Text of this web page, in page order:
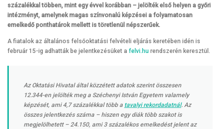
százalékkal többen, mint egy évvel korábban – jelölték első helyen a győri
intézményt, amelynek magas színvonalú képzései a folyamatosan
emelkedő ponthatárok mellett is töretlenül népszerűek.
A fiatalok az általános felsőoktatási felvételi eljárás keretében idén is
február 15-ig adhatták be jelentkezésüket a felvi.hu rendszerén keresztül.
Az Oktatási Hivatal által közzétett adatok szerint összesen
12.344-en jelölték meg a Széchenyi István Egyetem valamely
képzését, ami 4,7 százalékkal több a tavalyi rekordadatnál. Az
összes jelentkezés száma – hiszen egy diák több szakot is
megjelölhetett – 24.150, ami 3 százalékos emelkedést jelent az